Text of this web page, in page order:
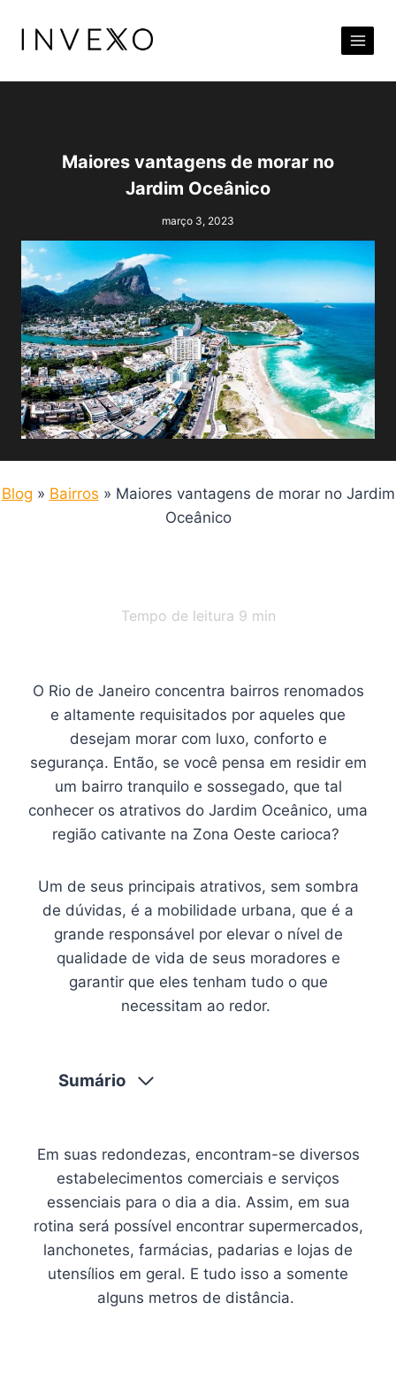
para
Conteúdo
Maiores vantagens de morar no
Jardim Oceânico
março 3, 2023
Blog » Bairros » Maiores vantagens de morar no Jardim
Oceânico
Tempo de leitura 9 min
O Rio de Janeiro concentra bairros renomados
e altamente requisitados por aqueles que
desejam morar com luxo, conforto e
segurança. Então, se você pensa em residir em
um bairro tranquilo e sossegado, que tal
conhecer os atrativos do Jardim Oceânico, uma
região cativante na Zona Oeste carioca?
Um de seus principais atrativos, sem sombra
de dúvidas, é a mobilidade urbana, que é a
grande responsável por elevar o nível de
qualidade de vida de seus moradores e
garantir que eles tenham tudo o que
necessitam ao redor.
Sumário
Em suas redondezas, encontram-se diversos
estabelecimentos comerciais e serviços
essenciais para o dia a dia. Assim, em sua
rotina será possível encontrar supermercados,
lanchonetes, farmácias, padarias e lojas de
utensílios em geral. E tudo isso a somente
alguns metros de distância.